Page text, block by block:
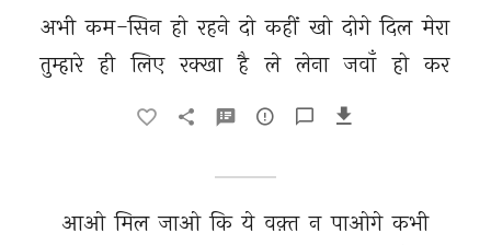
अभी कम-सिन हो रहने दो कहीं खो दोगे दिल मेरा
तुम्हारे ही लिए रक्खा है ले लेना जवाँ हो कर
आओ मिल जाओ कि ये वक़्त न पाओगे कभी